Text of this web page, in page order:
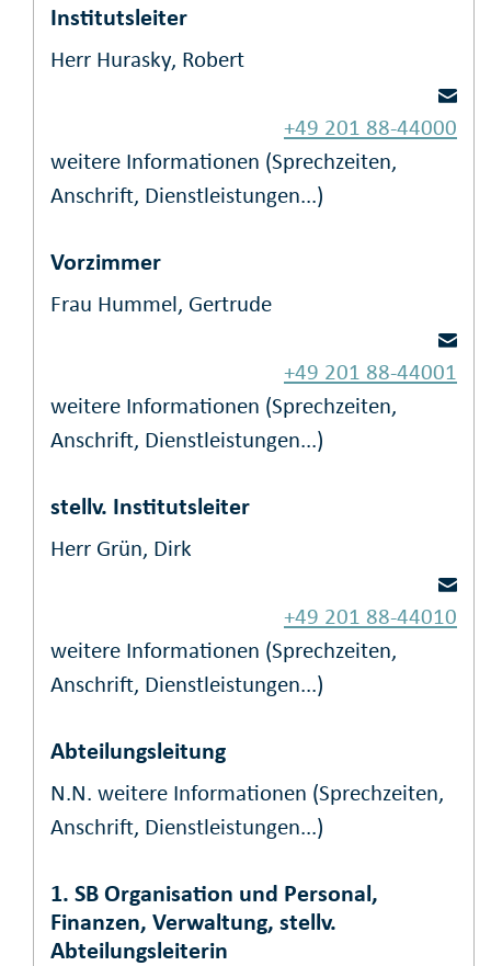
Institutsleiter
Herr Hurasky, Robert
+49 201 88-44000
weitere Informationen (Sprechzeiten,
Anschrift, Dienstleistungen...)
Vorzimmer
Frau Hummel, Gertrude
+49 201 88-44001
weitere Informationen (Sprechzeiten,
Anschrift, Dienstleistungen...)
stellv. Institutsleiter
Herr Grün, Dirk
+49 201 88-44010
weitere Informationen (Sprechzeiten,
Anschrift, Dienstleistungen...)
Abteilungsleitung
N.N. weitere Informationen (Sprechzeiten,
Anschrift, Dienstleistungen...)
1. SB Organisation und Personal,
Finanzen, Verwaltung, stellv.
Abteilungsleiterin